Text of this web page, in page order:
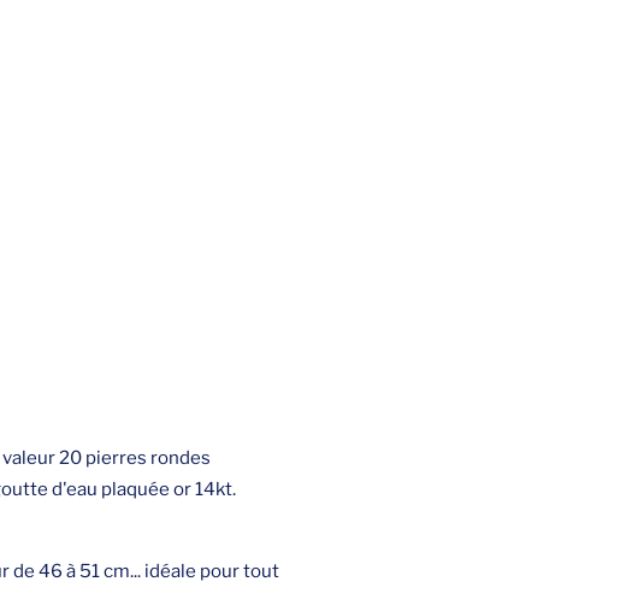
20 pierres rondes
d'eau plaquée or 14kt.
de 46 à 51 cm... idéale pour tout